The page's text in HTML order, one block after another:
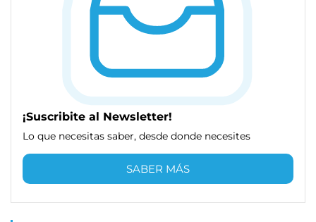
¡Suscribite al Newsletter!
Lo que necesitas saber, desde donde necesites
SABER MÁS